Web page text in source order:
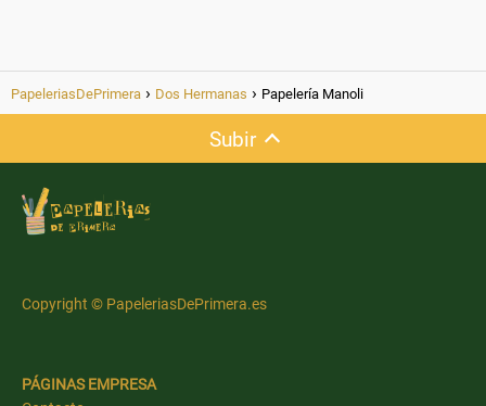
PapeleriasDePrimera Dos Hermanas Papelería Manoli
Subir
Copyright © PapeleriasDePrimera.es
PÁGINAS EMPRESA